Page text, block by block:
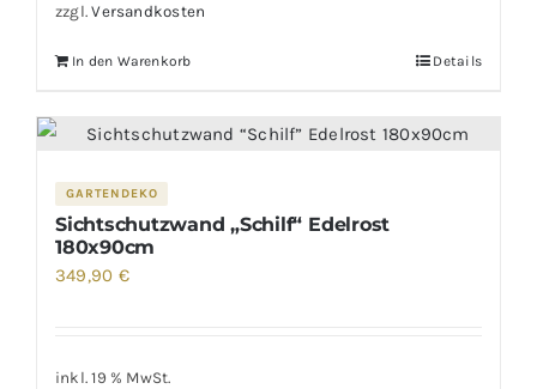
zzgl.Versandkosten
In den Warenkorb Details
GARTENDEKO
Sichtschutzwand „Schilf“ Edelrost
180x90cm
349,90 €
inkl. 19 % MwSt.